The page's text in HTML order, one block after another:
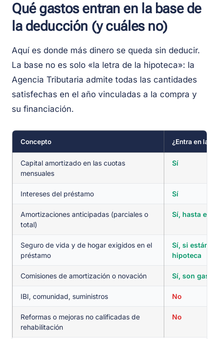
Qué gastos entran en la base de
la deducción (y cuáles no)
Aquí es donde más dinero se queda sin deducir.
La base no es solo «la letra de la hipoteca»: la
Agencia Tributaria admite todas las cantidades
satisfechas en el año vinculadas a la compra y
su financiación.
Concepto ¿Entra en la
Capital amortizado en las cuotas
mensuales
Sí
Intereses del préstamo Sí
Amortizaciones anticipadas (parciales o
total)
Sí, hasta el
Seguro de vida y de hogar exigidos en el
préstamo
Sí, si están
hipoteca
Comisiones de amortización o novación Sí, son
IBI, comunidad, suministros No
Reformas o mejoras no calificadas de
rehabilitación
No